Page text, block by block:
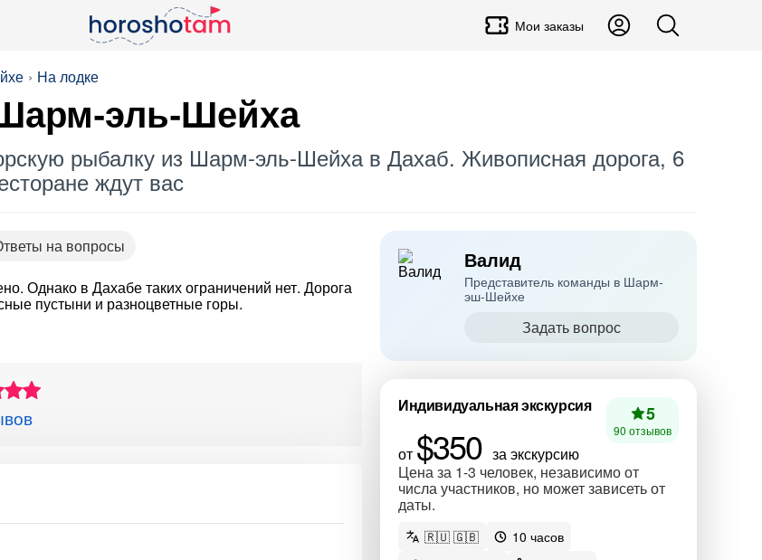
Мои заказы
На лодке
эль-Шейха
рыбалку из Шарм-эль-Шейха в Дахаб. Живописная дорога, 6
ждут вас
на вопросы
Однако в Дахабе таких ограничений нет. Дорога
пустыни и разноцветные горы.
Валид
Представитель команды в Шарм-
эш-Шейхе
Задать вопрос
Индивидуальная экскурсия
от $350 за экскурсию
Цена за 1-3 человек, независимо от
числа участников, но может зависеть от
даты.
5
90 отзывов
🇷🇺 🇬🇧
10 часов